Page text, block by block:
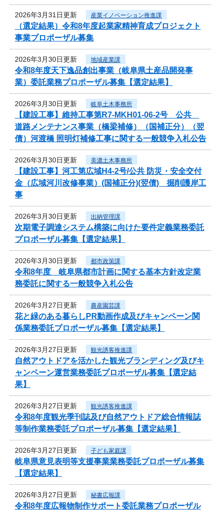
2026年3月31日更新 産業イノベーション推進課
（選定結果）令和8年度起業家精神育成プロジェクト
事業プロポーザル募集
2026年3月30日更新 地域産業課
令和8年度天下逸品創出事業（岐阜県土産品開発事
業）委託業務プロポーザル募集【選定結果】
2026年3月30日更新 岐阜土木事務所
【建設工事】維持工事第R7-MKH01-06-2号 公共
道路メンテナンス事業（橋梁補修）（国補正分）（翌
債）河渡橋 照明灯補修工事に関する一般競争入札公告
2026年3月30日更新 美濃土木事務所
【建設工事】河工第広域H4-2号/公共 防災・安全交付
金（広域河川改修事業）(国補正分)(翌債) 掘削護岸工
事
2026年3月30日更新 出納管理課
次期電子調達システム構築に向けた要件定義業務委託
プロポーザル募集【選定結果】
2026年3月30日更新 都市政策課
令和8年度 岐阜県都市計画に関する基本方針改定業
務委託に関する一般競争入札公告
2026年3月27日更新 農産園芸課
花と緑のある暮らしPR動画作成及びキャンペーン関
係業務委託プロポーザル募集【選定結果】
2026年3月27日更新 観光誘客推進課
自然アウトドアを活かした観光ブランディング及びキ
ャンペーン運営業務委託プロポーザル募集【選定結
果】
2026年3月27日更新 観光誘客推進課
令和8年度観光季刊誌及び自然アウトドア総合情報誌
等制作業務委託プロポーザル募集【選定結果】
2026年3月27日更新 子ども家庭課
岐阜県意見表明等支援事業業務委託プロポーザル募集
【選定結果】
2026年3月27日更新 秘書広報課
令和8年度広報物制作サポート委託業務プロポーザル